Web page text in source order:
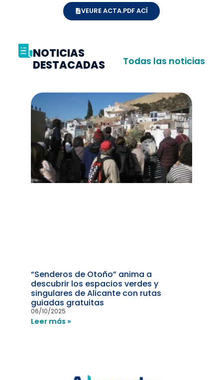
VEURE ACTA.PDF ACÍ
NOTICIAS
DESTACADAS
Todas las noticias
“Senderos de Otoño” anima a
descubrir los espacios verdes y
singulares de Alicante con rutas
guiadas gratuitas
06/10/2025
Leer más »